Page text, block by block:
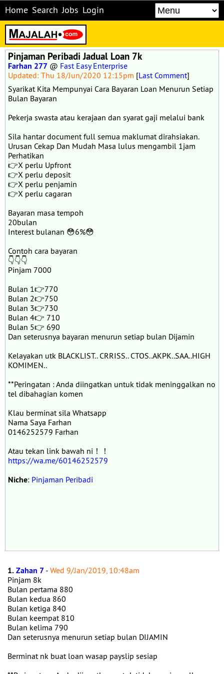
Home Search Jobs Login
Pinjaman Peribadi Jadual Loan 7k
Farhan 277 @ Fast Easy Enterprise
Updated: Thu 18/Jun/2020 12:15pm [Last Comment]
Syarikat Kita Mempunyai Cara Bayaran Loan Menurun Setiap
Bulan Bayaran
Pekerja swasta atau kerajaan dan syarat gaji melalui bank
Sila hantar document full semua maklumat dirahsiakan.
Urusan Cekap Dan Mudah Masa lulus mengambil 1jam
Perhatikan
👉X perlu Upfront
👉X perlu deposit
👉X perlu penjamin
👉X perlu cagaran
Bayaran masa tempoh
20bulan
Interest bulanan 😳6%😳
Contoh cara bayaran
👇👇👇
Pinjam 7000
Bulan 1👉770
Bulan 2👉750
Bulan 3👉730
Bulan 4👉 710
Bulan 5👉 690
Dan seterusnya bayaran menurun setiap bulan Dijamin
Kelayakan utk BLACKLIST.. CRRISS.. CTOS..AKPK..SAA..HIGH
KOMIMEN..
**Peringatan : Anda diingatkan untuk tidak meninggalkan no
tel dibahagian komen
Klau berminat sila Whatsapp
Nama Saya Farhan
0146252579 Farhan
Atau tekan link bawah ni！！
https://wa.me/60146252579
Niche: Pinjaman Peribadi
1.Zahan 7 - Wed 9/Jan/2019, 10:48am
Pinjam 8k
Bulan pertama 880
Bulan kedua 860
Bulan ketiga 840
Bulan keempat 810
Bulan kelima 790
Dan seterusnya menurun setiap bulan DIJAMIN
Berminat nk buat loan wasap payslip sesiap